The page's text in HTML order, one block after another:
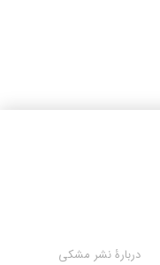
دربارۀ نشر مشکی